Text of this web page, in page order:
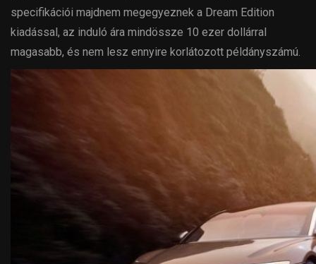
specifikációi majdnem megegyeznek a Dream Edition
kiadással, az induló ára mindössze 10 ezer dollárral
magasabb, és nem lesz ennyire korlátozott példányszámú.